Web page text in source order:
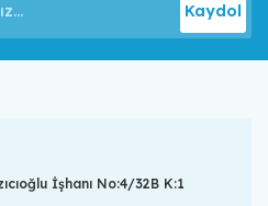
Kaydol
İşhanı No:4/32B K:1